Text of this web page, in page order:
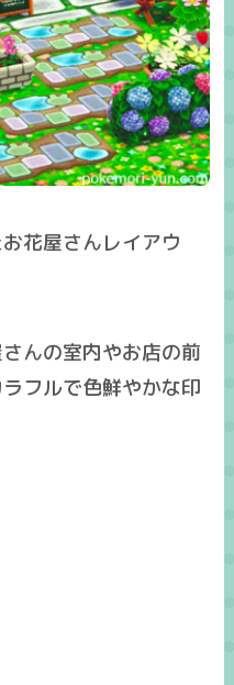
花屋さんレイアウ
んの室内やお店の前
フルで色鮮やかな印